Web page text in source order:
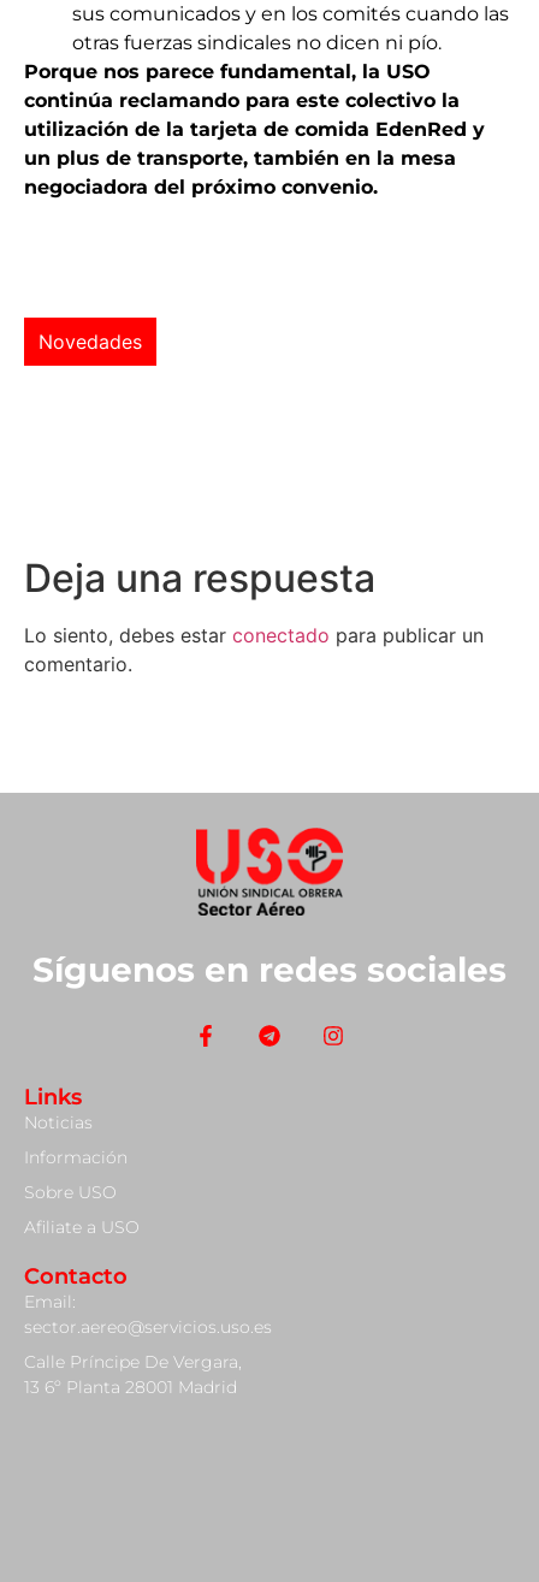
sus comunicados y en los comités cuando las
otras fuerzas sindicales no dicen ni pío.
Porque nos parece fundamental, la USO
continúa reclamando para este colectivo la
utilización de la tarjeta de comida EdenRed y
un plus de transporte, también en la mesa
negociadora del próximo convenio.
Novedades
Deja una respuesta
Lo siento, debes estar conectado para publicar un
comentario.
Síguenos en redes sociales
Links
Noticias
Información
Sobre USO
Afiliate a USO
Contacto
Email:
sector.aereo@servicios.uso.es
Calle Príncipe De Vergara,
13 6º Planta 28001 Madrid